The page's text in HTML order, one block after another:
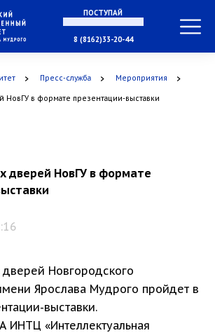
ПОСТУПАЙ
В МАГИСТРАТУРУ
8 (8162)33-20-44
Пресс-служба Мероприятия
НовГУ в формате презентации-выставки
дверей НовГУ в формате
Новгородского
Ярослава Мудрого пройдет в
выставки.
ИНТЦ «Интеллектуальная